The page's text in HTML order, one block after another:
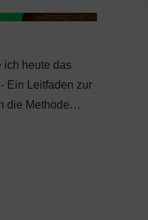
ich heute das
Ein Leitfaden zur
die Methode…